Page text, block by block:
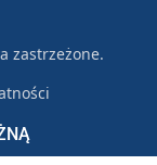
zastrzeżone.